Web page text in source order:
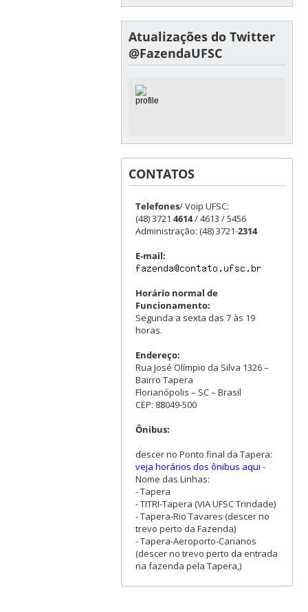
Atualizações do Twitter
@FazendaUFSC
CONTATOS
Telefones/ Voip UFSC:
(48) 3721 4614/ 4613 / 5456
Administração: (48) 3721-2314
E-mail:
Horário normal de
Funcionamento:
Segunda a sexta das 7 às 19
horas.
Endereço:
Rua José Olímpio da Silva 1326 –
Bairro Tapera
Florianópolis – SC – Brasil
CEP: 88049-500
Ônibus:
descer no Ponto final da Tapera:
veja horários dos ônibus aqui -
Nome das Linhas:
- Tapera
- TITRI-Tapera (VIA UFSC Trindade)
- Tapera-Rio Tavares (descer no
trevo perto da Fazenda)
- Tapera-Aeroporto-Carianos
(descer no trevo perto da entrada
na fazenda pela Tapera,)